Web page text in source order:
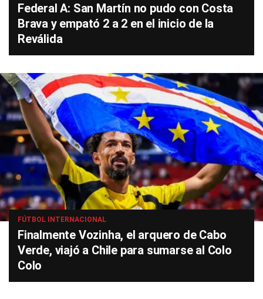
Federal A: San Martín no pudo con Costa
Brava y empató 2 a 2 en el inicio de la
Reválida
FÚTBOL INTERNACIONAL
Finalmente Vozinha, el arquero de Cabo
Verde, viajó a Chile para sumarse al Colo
Colo